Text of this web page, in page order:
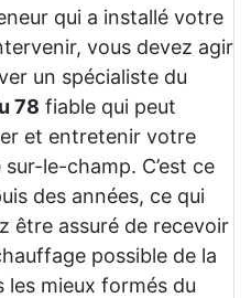
qui a installé votre
vous devez agir
un spécialiste du
78 fiable qui peut
et entretenir votre
le-champ. C’est ce
des années, ce qui
être assuré de recevoir
possible de la
mieux formés du